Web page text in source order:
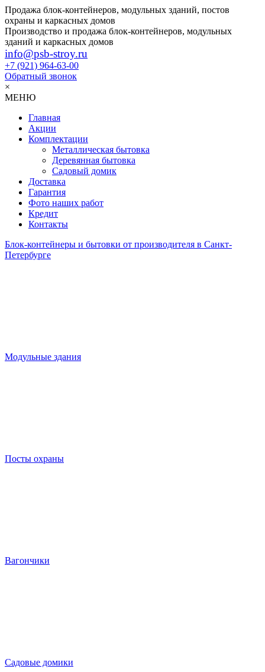
Продажа блок-контейнеров, модульных зданий, постов
охраны и каркасных домов
Производство и продажа блок-контейнеров, модульных
зданий и каркасных домов
info@psb-stroy.ru
+7 (921) 964-63-00
Обратный звонок
×
МЕНЮ
Главная
Акции
Комплектации
Металлическая бытовка
Деревянная бытовка
Садовый домик
Доставка
Гарантия
Фото наших работ
Кредит
Контакты
Блок-контейнеры и бытовки от производителя в Санкт-
Петербурге
Модульные здания
Посты охраны
Вагончики
Садовые домики